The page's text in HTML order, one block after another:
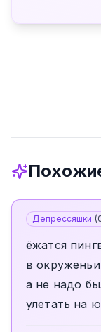
Депрессяшки (
ёжатся
в
а не надо
улетать на